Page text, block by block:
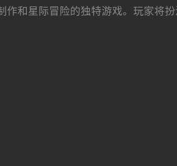
作和星际冒险的独特游戏。玩家将